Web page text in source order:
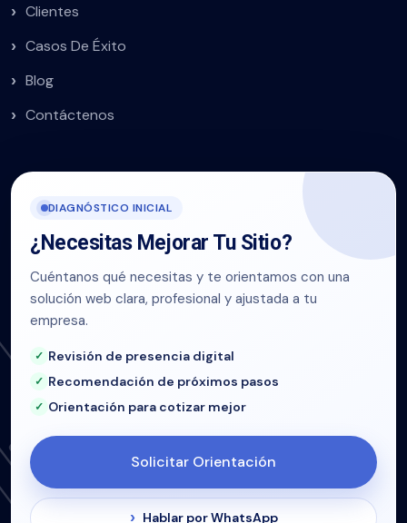
Clientes
Casos De Éxito
Blog
Contáctenos
DIAGNÓSTICO INICIAL
¿Necesitas Mejorar Tu Sitio?
Cuéntanos qué necesitas y te orientamos con una
solución web clara, profesional y ajustada a tu
empresa.
Revisión de presencia digital
Recomendación de próximos pasos
Orientación para cotizar mejor
Solicitar Orientación
Hablar por WhatsApp